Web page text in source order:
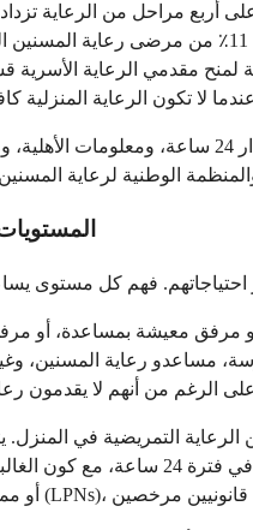
مراحل من الرعاية تزداد
خلال فترة زمنية قصيرة. يمكن تقديم الرعاية الداخلية المؤقتة في
مساعدو رعاية المسنين،